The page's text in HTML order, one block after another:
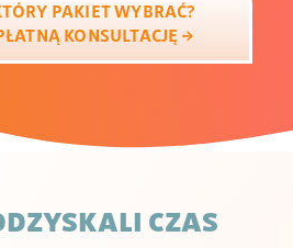
PAKIET WYBRAĆ?
KONSULTACJĘ →
CZAS